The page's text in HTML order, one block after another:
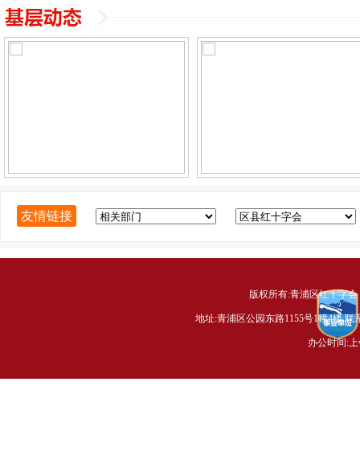
友情链接
版权所有:青浦区红十字会
地址:青浦区公园东路1155号1幢4楼 联
办公时间:上